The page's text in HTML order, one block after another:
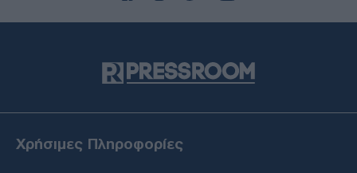
Χρήσιμες Πληροφορίες